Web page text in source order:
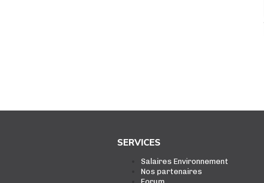
SERVICES
Salaires Environnement
Nos partenaires